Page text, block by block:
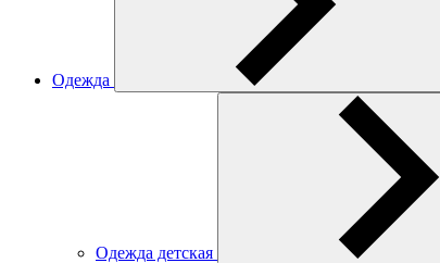
Одежда
Одежда детская